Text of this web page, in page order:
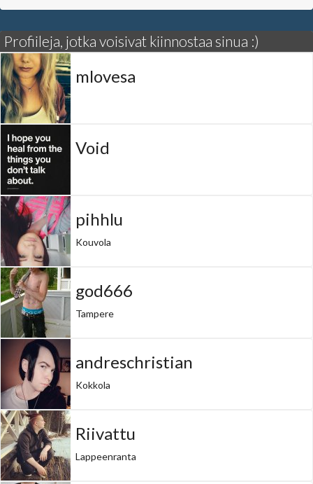
Profiileja, jotka voisivat kiinnostaa sinua :)
mlovesa
Void
pihhlu
Kouvola
god666
Tampere
andreschristian
Kokkola
Riivattu
Lappeenranta